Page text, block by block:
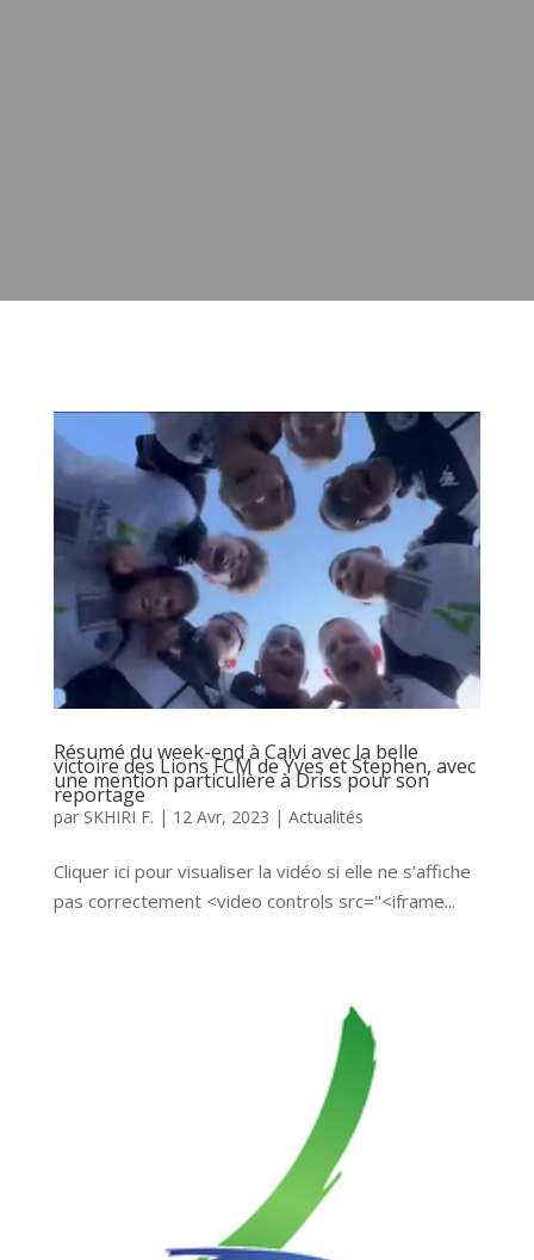
Résumé du week-end à Calvi avec la belle
victoire des Lions FCM de Yves et Stephen, avec
une mention particulière à Driss pour son
reportage
par SKHIRI F. | 12 Avr, 2023 | Actualités
Cliquer ici pour visualiser la vidéo si elle ne s’affiche
pas correctement <video controls src="<iframe...